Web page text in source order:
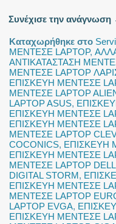
Συνέχισε την ανάγνωση
Καταχωρήθηκε στο
ΜΕΝΤΕΣΕ LAPTOP,
ΑΝΤΙΚΑΤΑΣΤΑΣΗ
ΜΕΝΤΕΣΕ LAPTOP
ΕΠΙΣΚΕΥΗ ΜΕΝΤΕΣΕ
ΜΕΝΤΕΣΕ LAPTOP
LAPTOP ASUS,
ΕΠΙΣΚΕΥΗ ΜΕΝΤΕΣΕ
ΕΠΙΣΚΕΥΗ ΜΕΝΤΕΣΕ
ΜΕΝΤΕΣΕ LAPTOP
COCONICS, ΕΠΙΣΚΕΥΗ
ΕΠΙΣΚΕΥΗ ΜΕΝΤΕΣΕ
ΜΕΝΤΕΣΕ LAPTOP DELL
DIGITAL STORM,
ΕΠΙΣΚΕΥΗ ΜΕΝΤΕΣΕ
ΜΕΝΤΕΣΕ LAPTOP
LAPTOP EVGA,
ΕΠΙΣΚΕΥΗ ΜΕΝΤΕΣΕ